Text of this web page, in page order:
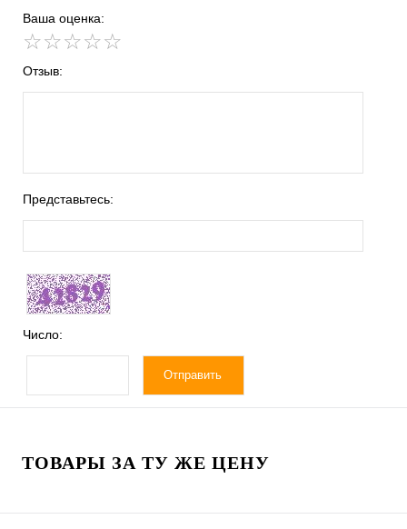
Ваша оценка:
☆☆☆☆☆
★★★★★
Отзыв:
Представьтесь:
Число:
ТОВАРЫ ЗА ТУ ЖЕ ЦЕНУ